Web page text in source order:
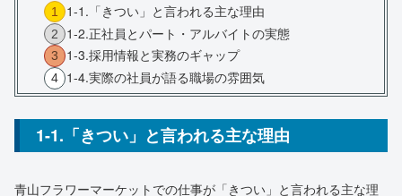
1-1.「きつい」と言われる主な理由
1-2.正社員とパート・アルバイトの実態
1-3.採用情報と実務のギャップ
1-4.実際の社員が語る職場の雰囲気
1-1.「きつい」と言われる主な理由
青山フラワーマーケットでの仕事が「きつい」と言われる主な理